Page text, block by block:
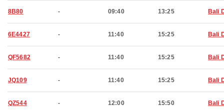
8B80 - 09:40 13:25 Bali
6E4427 - 11:40 15:25 Bali
QF5682 - 11:40 15:25 Bali
JQ109 - 11:40 15:25 Bali
QZ544 - 12:00 15:50 Bali